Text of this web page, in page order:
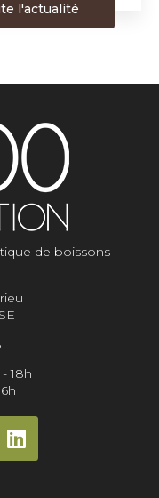
l'actualité
de boissons
18h